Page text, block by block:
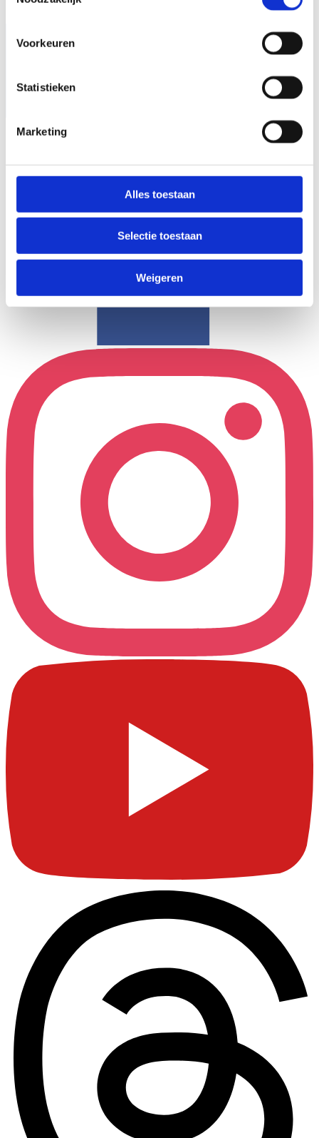
Voorkeuren
Statistieken
Marketing
Alles toestaan
Selectie toestaan
Weigeren